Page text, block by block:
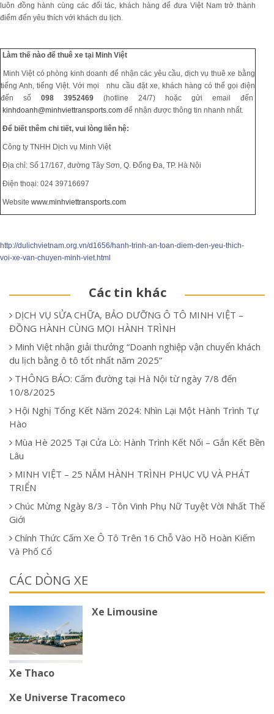
luôn đồng hành cùng các đối tác, khách hàng để đưa Việt Nam trở thành
điểm đến yêu thích với khách du lịch.
Làm thế nào để thuê xe tại Minh Việt
Minh Việt có phòng kinh doanh để nhận các yêu cầu, dịch vụ thuê xe bằng
tiếng Anh, tiếng Việt. Với mọi nhu cầu đặt xe, khách hàng có thể gọi điện
đến số 098 3952469 (hotline 24/7) hoặc gửi email đến
kinhdoanh@minhviettransports.com để nhận được thông tin nhanh nhất.
Để biết thêm chi tiết, vui lòng liên hệ:
Công ty TNHH Dịch vụ Minh Việt
Địa chỉ: Số 17/167, đường Tây Sơn, Q. Đống Đa, TP. Hà Nội
Điện thoại: 024 39716697
Website www.minhviettransports.com
http://dulichvietnam.org.vn/d1656/hanh-trinh-an-toan-diem-den-yeu-thich-
voi-xe-van-chuyen-minh-viet.html
Các tin khác
DỊCH VỤ SỬA CHỮA, BẢO DƯỠNG Ô TÔ MINH VIỆT –
ĐỒNG HÀNH CÙNG MỌI HÀNH TRÌNH
Minh Việt nhận giải thưởng “Doanh nghiệp vận chuyển khách
du lịch bằng ô tô tốt nhất năm 2025”
THÔNG BÁO: Cấm đường tại Hà Nội từ ngày 7/8 đến
10/8/2025
Hội Nghị Tổng Kết Năm 2024: Nhìn Lại Một Hành Trình Tự
Hào
Mùa Hè 2025 Tại Cửa Lò: Hành Trình Kết Nối – Gắn Kết Bền
Lâu
MINH VIỆT – 25 NĂM HÀNH TRÌNH PHỤC VỤ VÀ PHÁT
TRIỂN
Chúc Mừng Ngày 8/3 - Tôn Vinh Phụ Nữ Tuyệt Vời Nhất Thế
Giới
Chính Thức Cấm Xe Ô Tô Trên 16 Chỗ Vào Hồ Hoàn Kiếm
Và Phố Cổ
CÁC DÒNG XE
Xe Limousine
Xe Thaco
Xe Universe Tracomeco